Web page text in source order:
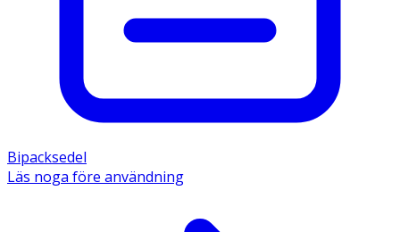
Bipacksedel
Läs noga före användning